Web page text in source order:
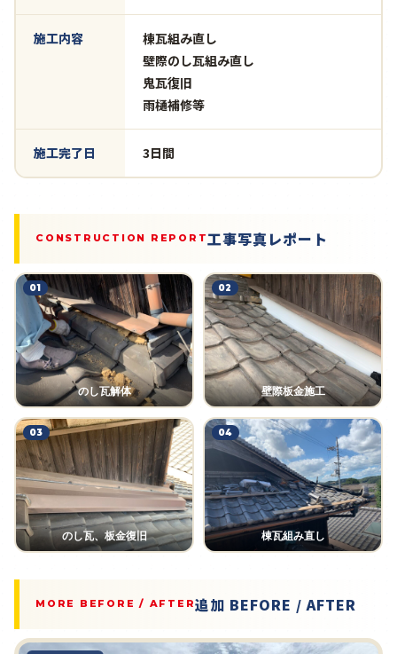
施工内容
棟瓦組み直し
壁際のし瓦組み直し
鬼瓦復旧
雨樋補修等
施工完了日 3日間
CONSTRUCTION REPORT工事写真レポート
01
のし瓦解体
02
壁際板金施工
03
のし瓦、板金復旧
04
棟瓦組み直し
MORE BEFORE / AFTER追加 BEFORE / AFTER